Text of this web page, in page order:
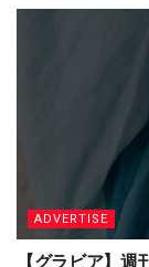
ADVERTISE
【グラビア】